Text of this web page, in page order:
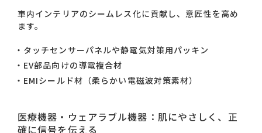
車内インテリアのシームレス化に貢献し、意匠性を高め
ます。
タッチセンサーパネルや静電気対策用パッキン
EV部品向けの導電複合材
EMIシールド材（柔らかい電磁波対策素材）
医療機器・ウェアラブル機器：肌にやさしく、正
確に信号を伝える